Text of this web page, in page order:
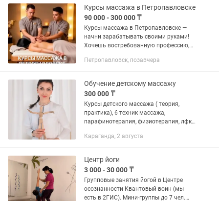
Курсы массажа в Петропавловске
90 000 - 300 000 ₸
Курсы массажа в Петропавловске —
начни зарабатывать своими руками!
Хочешь востребованную профессию,
удовольствие? Запишись на курсы
Дневные и...
Петропавловск, позавчера
Обучение детскому массажу
300 000 ₸
Курсы детского массажа ( теория,
практика), 6 техник массажа,
парафинотерапия, физиотерапия, лфк (
сертификата. 6 дней обучения по 2
Караганда, 2 августа
Центр йоги
3 000 - 30 000 ₸
Групповые занятия йогой в Центре
осознанности Квантовый воин (мы
есть в 2ГИС). Мини-группы до 7 чел.